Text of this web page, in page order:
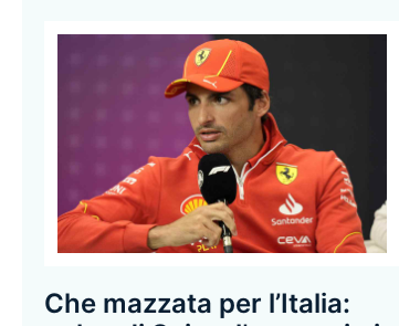
Che mazzata per l’Italia: